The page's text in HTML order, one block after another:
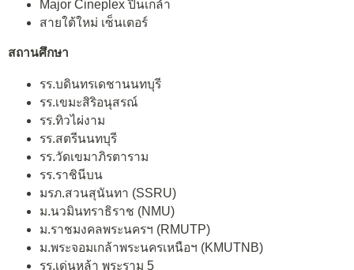
Major Cineplex ปิ่นเกล้า
สายใต้ใหม่ เซ็นเตอร์
สถานศึกษา
รร.บดินทรเดชานนทบุรี
รร.เขมะสิริอนุสรณ์
รร.ทิวไผ่งาม
รร.สตรีนนทบุรี
รร.วัดเขมาภิรตาราม
รร.ราชินีบน
มรภ.สวนสุนันทา (SSRU)
ม.นวมินทราธิราช (NMU)
ม.ราชมงคลพระนครฯ (RMUTP)
ม.พระจอมเกล้าพระนครเหนือฯ (KMUTNB)
รร.เด่นหล้า พระราม 5